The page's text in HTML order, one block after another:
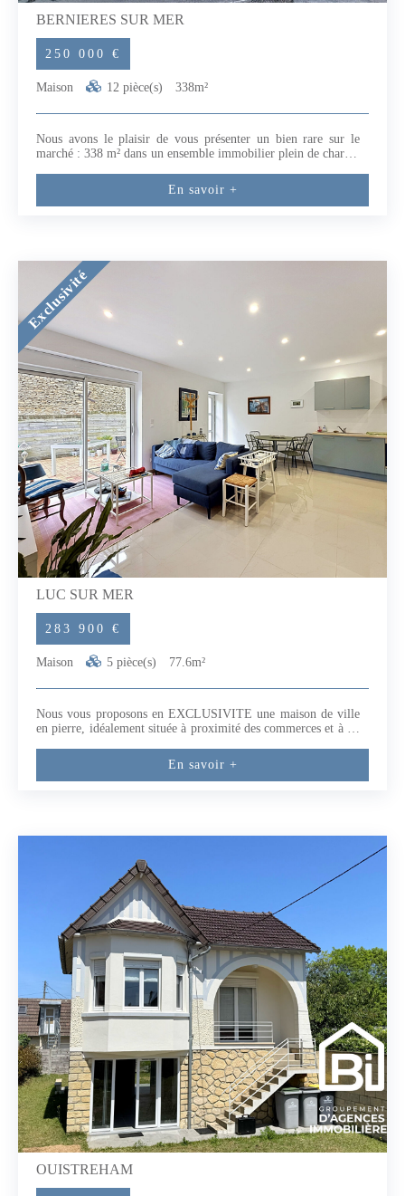
BERNIERES SUR MER
250 000 €
Maison 12 pièce(s) 338m²
Nous avons le plaisir de vous présenter un bien rare sur le
marché : 338 m² dans un ensemble immobilier plein de charme
locatif, une résidence familiale d'exception ou un mix des
deux.Ce que vous achetez :- deux maisons : 119 m² +103 m² (3
logements possibles (2 duplex + 2 appartements)- un fort
potentiel de rentabilité après rénovation- rare sur le marché :
parfait pour investisseurs ou projet patrimonialA vous de jouer
!Le bien offre une liberté totale d'aménagement et il est
également possible d'acquérir une seule maison !Faire offre -
opportunité à saisir rapidement !Cette annonce a été rédigée
par Patricia BUTET EI agent commercial RSAC CAEN 913
675 328Conformément à la réglementation Tracfin une pièce
d'identité sera demandée pour toute visite.Les informations sur
les risques auxquels ce bien est exposé sont disponibles sur le
site Géorisques : www.georisques.gouv.fr (3.80 % honoraires
TTC à la charge de l'acquéreur.) Patricia BUTET (EI) Agent
Commercial - Numéro RSAC : 913675328 - CAEN.
En savoir +
Exclusivité
LUC SUR MER
283 900 €
Maison 5 pièce(s) 77.6m²
Nous vous proposons en EXCLUSIVITE une maison de ville
en pierre, idéalement située à proximité des commerces et à 10
conviviale donnant directement sur une terrasse, parfaite pour
profiter de moments en extérieur, 3 chambres et une salle
a été rédigée par Jessy LEROYER EI agent commercial RSAC
CAEN 910 278 969Conformément à la réglementation Tracfin
une pièce d'identité sera demandée pour toute visite.Les
informations sur les risques auxquels ce bien est exposé sont
disponibles sur le site Géorisques : www.georisques.gouv.fr
(2.50 % honoraires TTC à la charge de l'acquéreur.) Jessy
LEROYER (EI) Agent Commercial - Numéro RSAC : - .
En savoir +
OUISTREHAM